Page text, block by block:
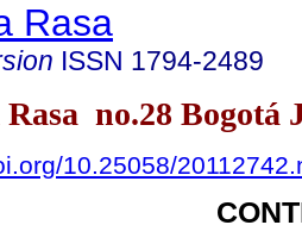
Rasa
ISSN 1794-2489
no.28 Bogotá
10.25058/